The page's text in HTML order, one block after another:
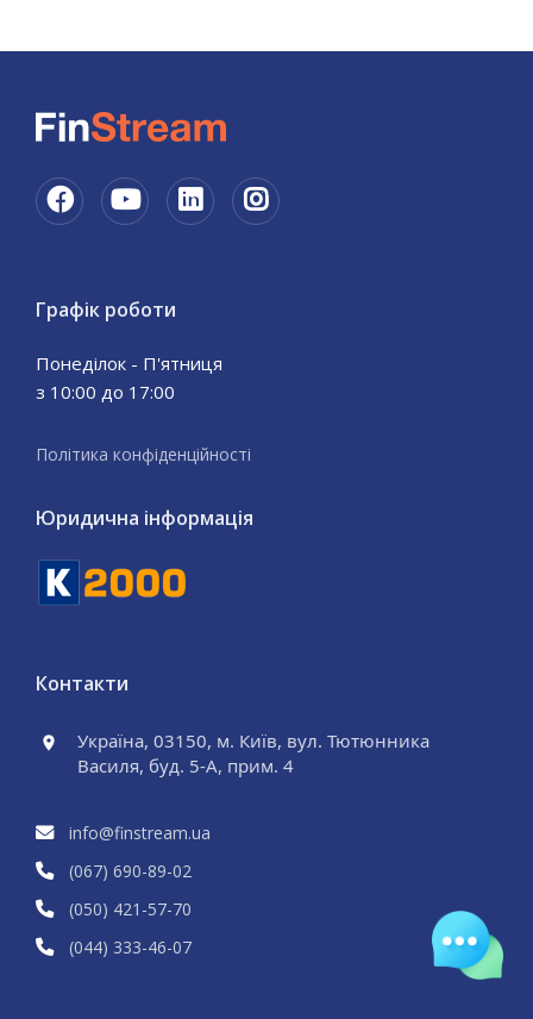
Графік роботи
Понеділок - П'ятниця
з 10:00 до 17:00
Політика конфіденційності
Юридична інформація
Контакти
Україна, 03150, м. Київ, вул. Тютюнника
Василя, буд. 5-А, прим. 4
info@finstream.ua
(067) 690-89-02
(050) 421 -57-70
(044) 333-46-07